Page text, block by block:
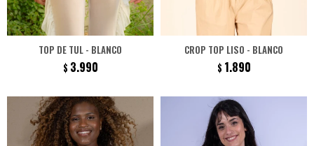
TOP DE TUL - BLANCO
$ 3.990
CROP TOP LISO - BLANCO
$ 1.890